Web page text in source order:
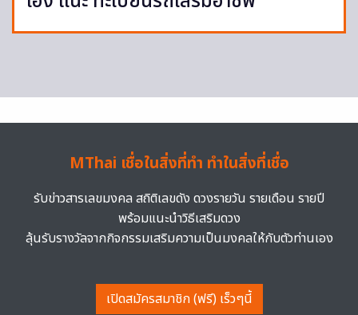
MThai เชื่อในสิ่งที่ทำ ทำในสิ่งที่เชื่อ
รับข่าวสารเลขมงคล สถิติเลขดัง ดวงรายวัน รายเดือน รายปี
พร้อมแนะนำวิธีเสริมดวง
ลุ้นรับรางวัลจากกิจกรรมเสริมความเป็นมงคลให้กับตัวท่านเอง
เปิดสมัครสมาชิก (ฟรี) เร็วๆนี้